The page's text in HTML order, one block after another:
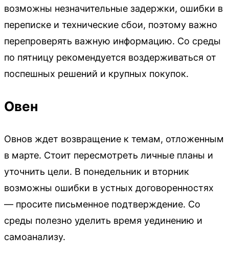
возможны незначительные задержки, ошибки в
переписке и технические сбои, поэтому важно
перепроверять важную информацию. Со среды
по пятницу рекомендуется воздерживаться от
поспешных решений и крупных покупок.
Овен
Овнов ждет возвращение к темам, отложенным
в марте. Стоит пересмотреть личные планы и
уточнить цели. В понедельник и вторник
возможны ошибки в устных договоренностях
— просите письменное подтверждение. Со
среды полезно уделить время уединению и
самоанализу.